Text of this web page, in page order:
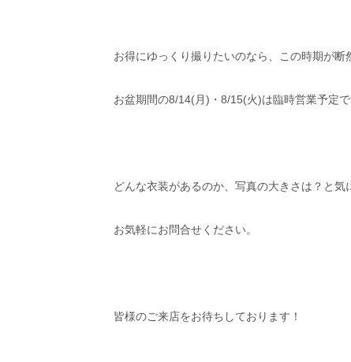
お得にゆっくり撮りたいのなら、この時期が断
お盆期間の8/14(月)・8/15(火)は臨時営業予定で
どんな衣装があるのか、写真の大きさは？と気
お気軽にお問合せください。
皆様のご来店をお待ちしております！